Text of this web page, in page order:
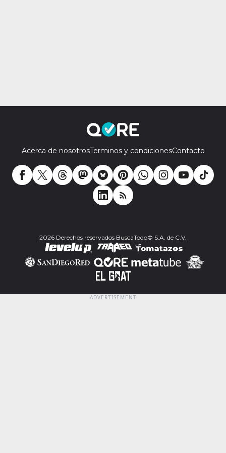
Acerca de nosotrosTerminos y condicionesContacto
2026 Derechos reservados BuscaTodo© S.A. de C.V.